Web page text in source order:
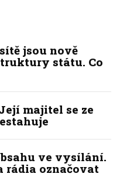
jsou nově
státu. Co
majitel se ze
ve vysílání.
rádia označovat